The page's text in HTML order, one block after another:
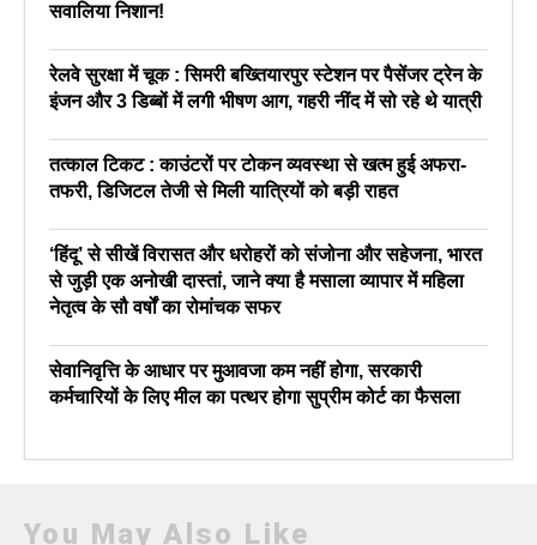
सवालिया निशान!
रेलवे सुरक्षा में चूक : सिमरी बख्तियारपुर स्टेशन पर पैसेंजर ट्रेन के
इंजन और 3 डिब्बों में लगी भीषण आग, गहरी नींद में सो रहे थे यात्री
तत्काल टिकट : काउंटरों पर टोकन व्यवस्था से खत्म हुई अफरा-
तफरी, डिजिटल तेजी से मिली यात्रियों को बड़ी राहत
‘हिंदू’ से सीखें विरासत और धरोहरों को संजोना और सहेजना, भारत
से जुड़ी एक अनोखी दास्तां, जाने क्या है मसाला व्यापार में महिला
नेतृत्व के सौ वर्षों का रोमांचक सफर
सेवानिवृत्ति के आधार पर मुआवजा कम नहीं होगा, सरकारी
कर्मचारियों के लिए मील का पत्थर होगा सुप्रीम कोर्ट का फैसला
You May Also Like